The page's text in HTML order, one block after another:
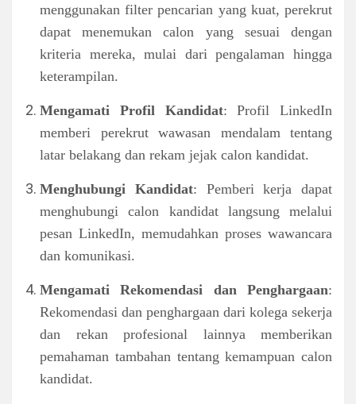
menggunakan filter pencarian yang kuat, perekrut
dapat menemukan calon yang sesuai dengan
kriteria mereka, mulai dari pengalaman hingga
keterampilan.
Mengamati Profil Kandidat: Profil LinkedIn
memberi perekrut wawasan mendalam tentang
latar belakang dan rekam jejak calon kandidat.
Menghubungi Kandidat: Pemberi kerja dapat
menghubungi calon kandidat langsung melalui
pesan LinkedIn, memudahkan proses wawancara
dan komunikasi.
Mengamati Rekomendasi dan Penghargaan:
Rekomendasi dan penghargaan dari kolega sekerja
dan rekan profesional lainnya memberikan
pemahaman tambahan tentang kemampuan calon
kandidat.